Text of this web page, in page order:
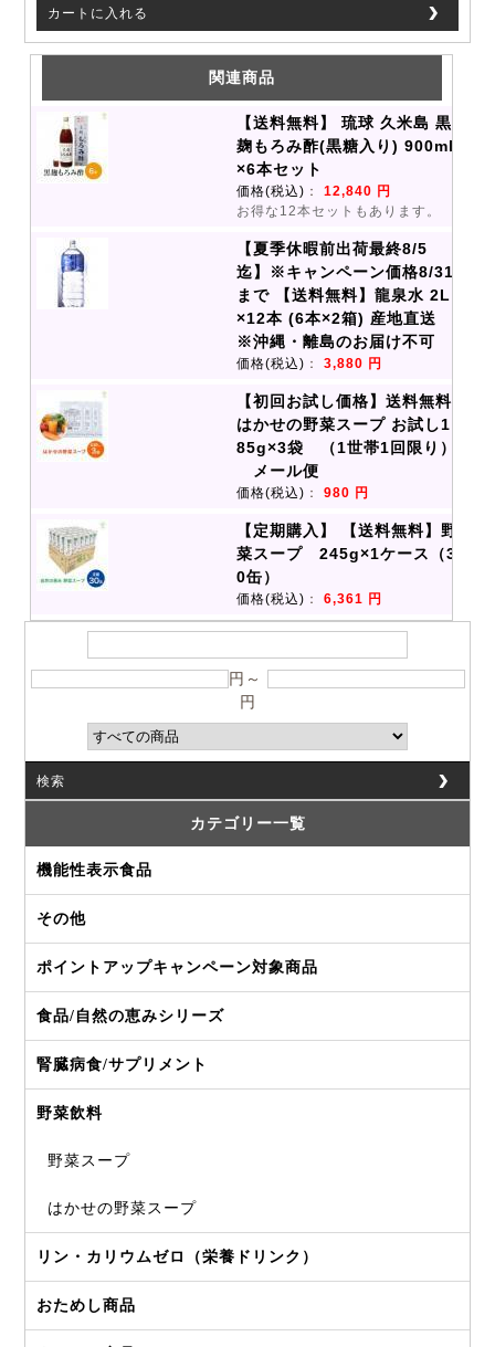
カートに入れる
関連商品
【送料無料】 琉球 久米島 黒
麹もろみ酢(黒糖入り) 900ml
×6本セット
価格(税込) ：
12,840 円
お得な12本セットもあります。
【夏季休暇前出荷最終8/5
迄】※キャンペーン価格8/31
まで 【送料無料】龍泉水 2L
×12本 (6本×2箱) 産地直送
※沖縄・離島のお届け不可
価格(税込) ： 3,880 円
【初回お試し価格】送料無料
はかせの野菜スープ お試し1
85g×3袋 （1世帯1回限り）
メール便
価格(税込) ： 980 円
【定期購入】 【送料無料】野
菜スープ 245g×1ケース（3
0缶）
価格(税込) ： 6,361 円
円～
円
検索
カテゴリー一覧
機能性表示食品
その他
ポイントアップキャンペーン対象商品
食品/自然の恵みシリーズ
腎臓病食/サプリメント
野菜飲料
野菜スープ
はかせの野菜スープ
リン・カリウムゼロ（栄養ドリンク）
おためし商品